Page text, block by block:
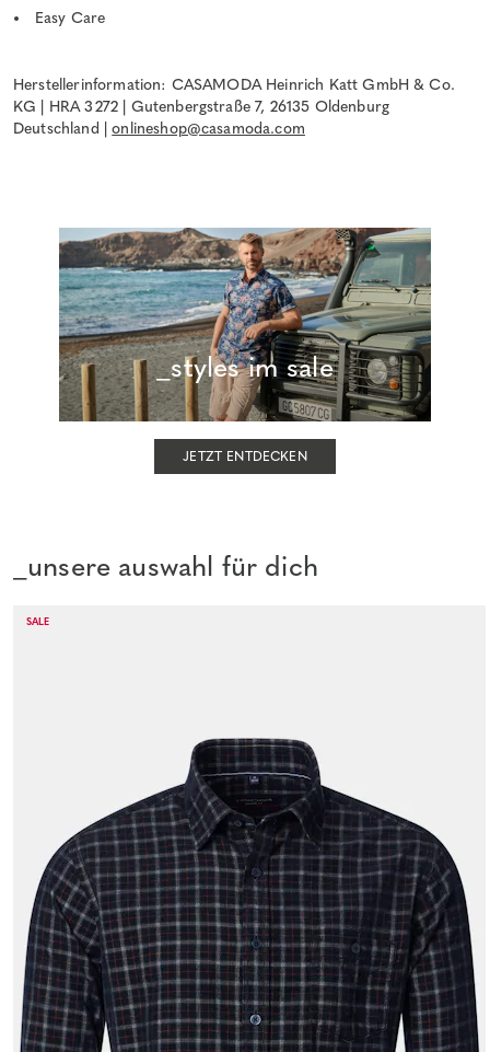
Easy Care
Herstellerinformation: CASAMODA Heinrich Katt GmbH & Co.
KG | HRA 3272 | Gutenbergstraße 7, 26135 Oldenburg
Deutschland |onlineshop@casamoda.com
_styles im sale
JETZT ENTDECKEN
_unsere auswahl für dich
SALE